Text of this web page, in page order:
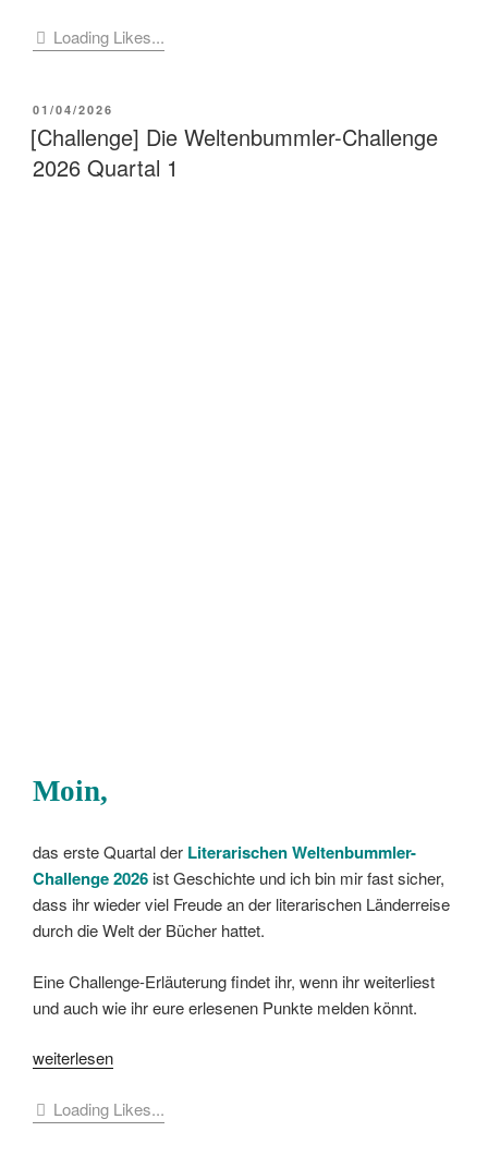
Weltenbummler-
Quartal
2“
Loading Likes...
VERÖFFENTLICHT
AM
01/04/2026
[Challenge] Die Weltenbummler-Challenge
2026 Quartal 1
Moin,
das erste Quartal der Literarischen Weltenbummler-
Challenge2026 ist Geschichte und ich bin mir fast sicher,
dass ihr wieder viel Freude an der literarischen Länderreise
durch die Welt der Bücher hattet.
Eine Challenge-Erläuterung findet ihr, wenn ihr weiterliest
und auch wie ihr eure erlesenen Punkte melden könnt.
„[Challenge]
Weltenbummler-
weiterlesen
Loading Likes...